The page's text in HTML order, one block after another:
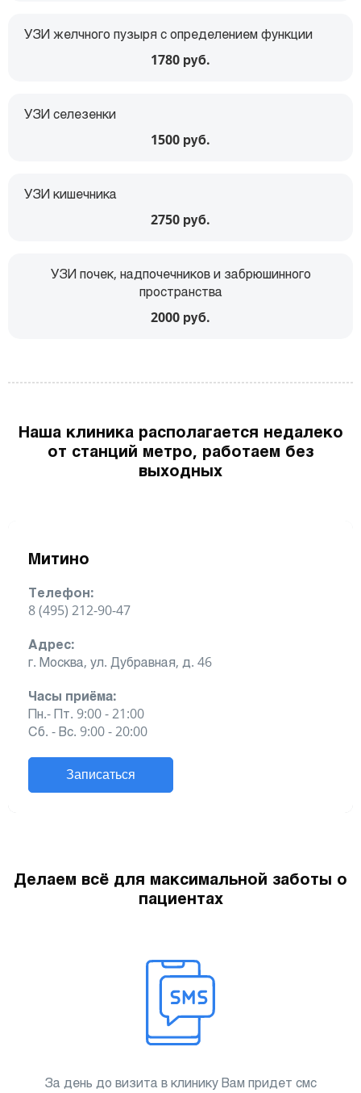
УЗИ желчного пузыря с определением функции
1780 руб.
УЗИ селезенки
1500 руб.
УЗИ кишечника
2750 руб.
УЗИ почек, надпочечников и забрюшинного
пространства
2000 руб.
Наша клиника располагается недалеко
от станций метро, работаем без
выходных
Митино
Телефон:
8 (495) 212-90-47
Адрес:
г. Москва, ул. Дубравная, д. 46
Часы приёма:
Пн.- Пт. 9:00 - 21:00
Сб. - Вс. 9:00 - 20:00
Записаться
Делаем всё для максимальной заботы о
пациентах
За день до визита в клинику Вам придет смс